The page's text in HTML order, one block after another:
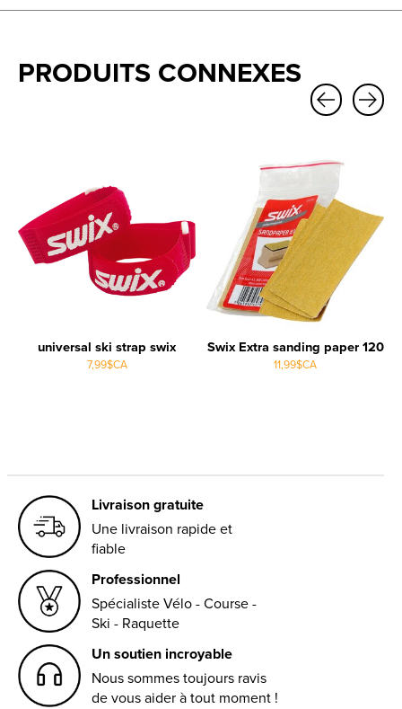
PRODUITS CONNEXES
universal ski strap swix
7,99$CA
Swix Extra sanding paper 120
11,99$CA
Livraison gratuite
Une livraison rapide et
fiable
Professionnel
Spécialiste Vélo - Course -
Ski - Raquette
Un soutien incroyable
Nous sommes toujours ravis
de vous aider à tout moment !